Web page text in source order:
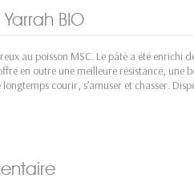
Yarrah BIO
au poisson MSC. Le pâté a été enrichi
en outre une meilleure résistance, une
courir, s’amuser et chasser.